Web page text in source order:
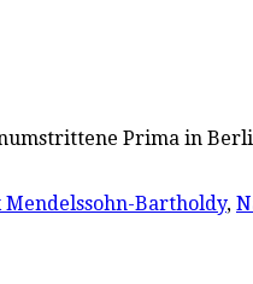
Prima in
Mendelssohn-Bartholdy,